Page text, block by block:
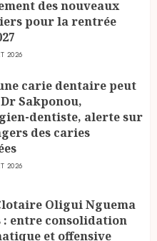
des nouveaux
pour la rentrée
2026
carie dentaire peut
Sakponou,
dentiste, alerte sur
des caries
2026
Oligui Nguema
: entre consolidation
et offensive